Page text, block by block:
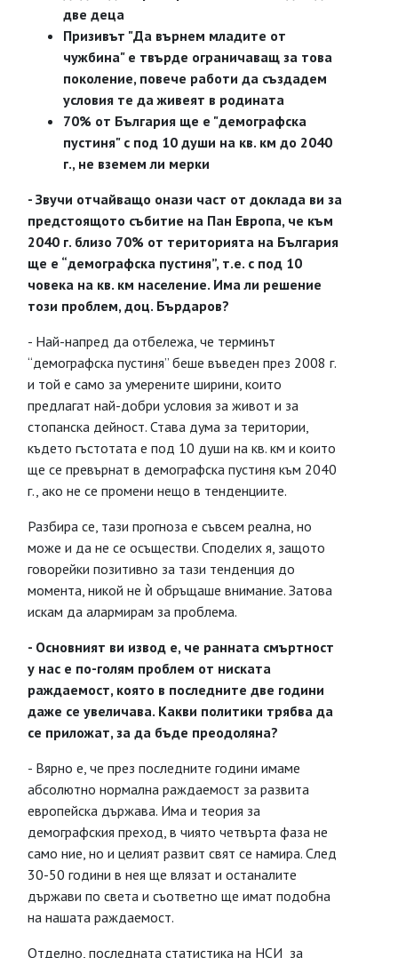
две деца
Призивът "Да върнем младите от
чужбина" е твърде ограничаващ за това
поколение, повече работи да създадем
условия те да живеят в родината
70% от България ще е "демографска
пустиня" с под 10 души на кв. км до 2040
г., не вземем ли мерки
- Звучи отчайващо онази част от доклада ви за
предстоящото събитие на Пан Европа, че към
2040 г. близо 70% от територията на България
ще е “демографска пустиня”, т.е. с под 10
човека на кв. км население. Има ли решение
този проблем, доц. Бърдаров?
- Най-напред да отбележа, че терминът
“демографска пустиня” беше въведен през 2008 г.
и той е само за умерените ширини, които
предлагат най-добри условия за живот и за
стопанска дейност. Става дума за територии,
където гъстотата е под 10 души на кв. км и които
ще се превърнат в демографска пустиня към 2040
г., ако не се промени нещо в тенденциите.
Разбира се, тази прогноза е съвсем реална, но
може и да не се осъществи. Споделих я, защото
говорейки позитивно за тази тенденция до
момента, никой не ѝ обръщаше внимание. Затова
искам да алармирам за проблема.
- Основният ви извод е, че ранната смъртност
у нас е по-голям проблем от ниската
раждаемост, която в последните две години
даже се увеличава. Какви политики трябва да
се приложат, за да бъде преодоляна?
- Вярно е, че през последните години имаме
абсолютно нормална раждаемост за развита
европейска държава. Има и теория за
демографския преход, в чиято четвърта фаза не
само ние, но и целият развит свят се намира. След
30-50 години в нея ще влязат и останалите
държави по света и съответно ще имат подобна
на нашата раждаемост.
Отделно, последната статистика на НСИ за